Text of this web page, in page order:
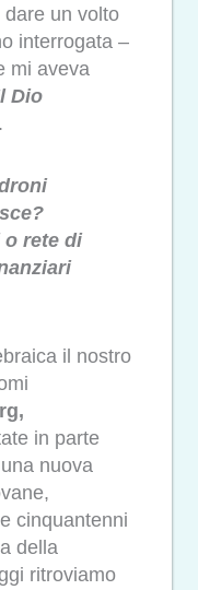
un volto
interrogata –
mi aveva
Dio
rete di
il nostro
in parte
nuova
cinquantenni
della
ritroviamo